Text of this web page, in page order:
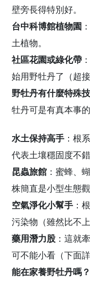
壁旁長得特別好。
台中科博館植物園
土植物。
社區花園或綠化帶
始用野牡丹了（超接
野牡丹有什麼特殊
牡丹可是有真本事的
水土保持高手 ：根
代表土壤穩固度不錯
昆蟲旅館 ：蜜蜂、
株簡直是小型生態觀
空氣淨化小幫手 ：
污染物（雖然比不
藥用潛力股 ：這就
可不能小看（下面詳
能在家養野牡丹嗎